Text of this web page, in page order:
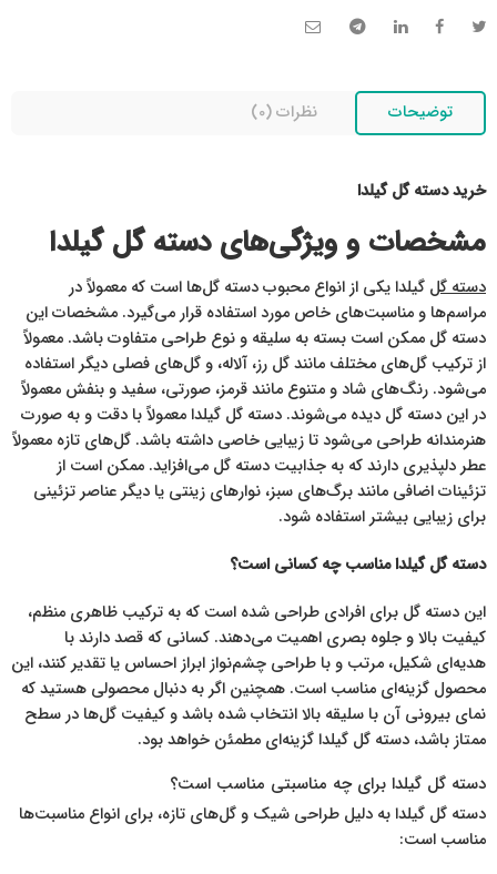
توضیحات نظرات (0)
خرید دسته گل گیلدا
مشخصات و ویژگی‌های دسته گل گیلدا
دسته گل گیلدا یکی از انواع محبوب دسته گل‌ها است که معمولاً در
مراسم‌ها و مناسبت‌های خاص مورد استفاده قرار می‌گیرد. مشخصات این
دسته گل ممکن است بسته به سلیقه و نوع طراحی متفاوت باشد. معمولاً
از ترکیب گل‌های مختلف مانند گل رز، آلاله، و گل‌های فصلی دیگر استفاده
می‌شود. رنگ‌های شاد و متنوع مانند قرمز، صورتی، سفید و بنفش معمولاً
در این دسته گل دیده می‌شوند. دسته گل گیلدا معمولاً با دقت و به صورت
هنرمندانه طراحی می‌شود تا زیبایی خاصی داشته باشد. گل‌های تازه معمولاً
عطر دلپذیری دارند که به جذابیت دسته گل می‌افزاید. ممکن است از
تزئینات اضافی مانند برگ‌های سبز، نوارهای زینتی یا دیگر عناصر تزئینی
برای زیبایی بیشتر استفاده شود.
دسته گل گیلدا مناسب چه کسانی است؟
این دسته گل برای افرادی طراحی شده است که به ترکیب ظاهری منظم،
کیفیت بالا و جلوه بصری اهمیت می‌دهند. کسانی که قصد دارند با
هدیه‌ای شکیل، مرتب و با طراحی چشم‌نواز ابراز احساس یا تقدیر کنند، این
محصول گزینه‌ای مناسب است. همچنین اگر به دنبال محصولی هستید که
نمای بیرونی آن با سلیقه بالا انتخاب شده باشد و کیفیت گل‌ها در سطح
ممتاز باشد، دسته گل گیلدا گزینه‌ای مطمئن خواهد بود.
دسته گل گیلدا برای چه مناسبتی مناسب است؟
دسته گل گیلدا به دلیل طراحی شیک و گل‌های تازه، برای انواع مناسبت‌ها
مناسب است: